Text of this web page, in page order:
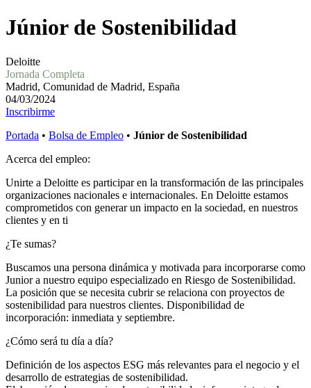
Júnior de Sostenibilidad
Deloitte
Jornada Completa
Madrid, Comunidad de Madrid, España
04/03/2024
Inscribirme
Portada • Bolsa de Empleo • Júnior de Sostenibilidad
Acerca del empleo:
Unirte a Deloitte es participar en la transformación de las principales
organizaciones nacionales e internacionales. En Deloitte estamos
comprometidos con generar un impacto en la sociedad, en nuestros
clientes y en ti
¿Te sumas?
Buscamos una persona dinámica y motivada para incorporarse como
Junior a nuestro equipo especializado en Riesgo de Sostenibilidad.
La posición que se necesita cubrir se relaciona con proyectos de
sostenibilidad para nuestros clientes. Disponibilidad de
incorporación: inmediata y septiembre.
¿Cómo será tu día a día?
Definición de los aspectos ESG más relevantes para el negocio y el
desarrollo de estrategias de sostenibilidad.